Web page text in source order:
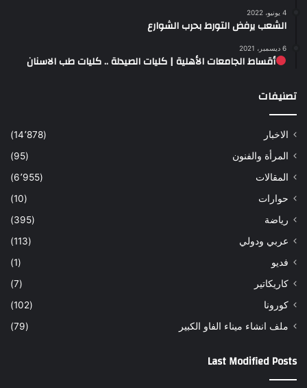
4 يونيو، 2022
الشعب يرفض التورط بحرب الشوارع
6 ديسمبر، 2021
أقساط الجامعات الأهلية | كليات الصيدلة .. كليات طب الاسنان
تصنيفات
الاخبار
(14٬878)
المرأة والفنون
(95)
المقالات
(6٬955)
حوارات
(10)
رياضة
(395)
عربي ودولي
(113)
فديو
(1)
كاريكاتير
(7)
كورونا
(102)
ملف انشاء ميناء الفاو الكبير
(79)
Last Modified Posts